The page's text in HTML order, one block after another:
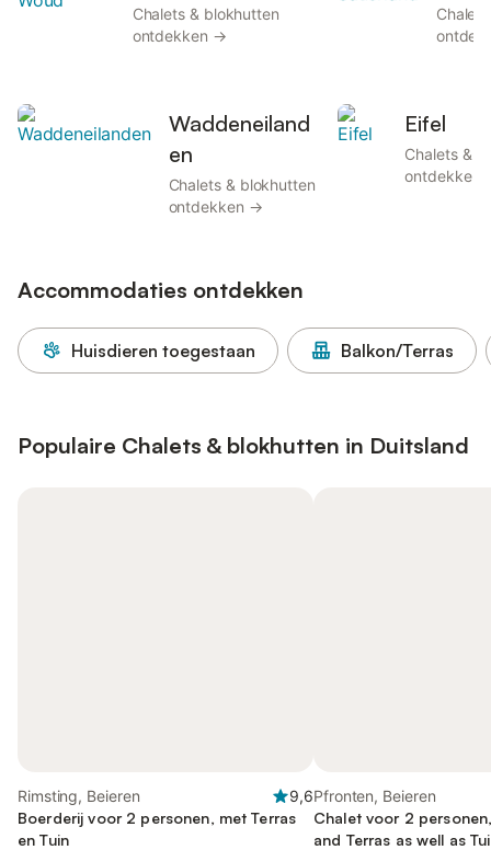
Chalets & blokhutten
ontdekken →
Waddeneiland
en
Chalets & blokhutten
ontdekken →
Eifel
Chalets &
ontdekken
Accommodaties ontdekken
Huisdieren toegestaan Balkon/Terras
Populaire Chalets & blokhutten in Duitsland
Rimsting, Beieren
9,6
Boerderij voor 2 personen, met Terras
en Tuin
Pfronten, Beieren
Chalet voor 2
and Terras as well as